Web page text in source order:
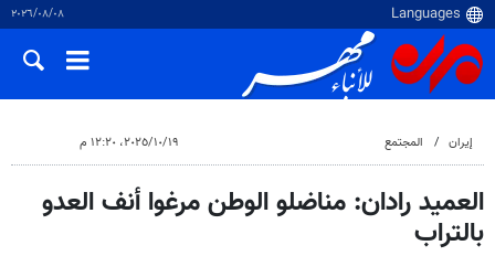
٠٨‏/٠٨‏/٢٠٢٦
إيران المجتمع ١٩‏/١٠‏/٢٠٢٥، ١٢:٢٠ م
العميد رادان: مناضلو الوطن مرغوا أنف العدو
بالتراب